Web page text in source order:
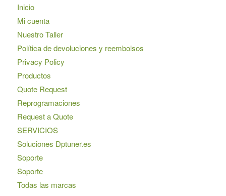
Inicio
Mi cuenta
Nuestro Taller
Política de devoluciones y reembolsos
Privacy Policy
Productos
Quote Request
Reprogramaciones
Request a Quote
SERVICIOS
Soluciones Dptuner.es
Soporte
Soporte
Todas las marcas